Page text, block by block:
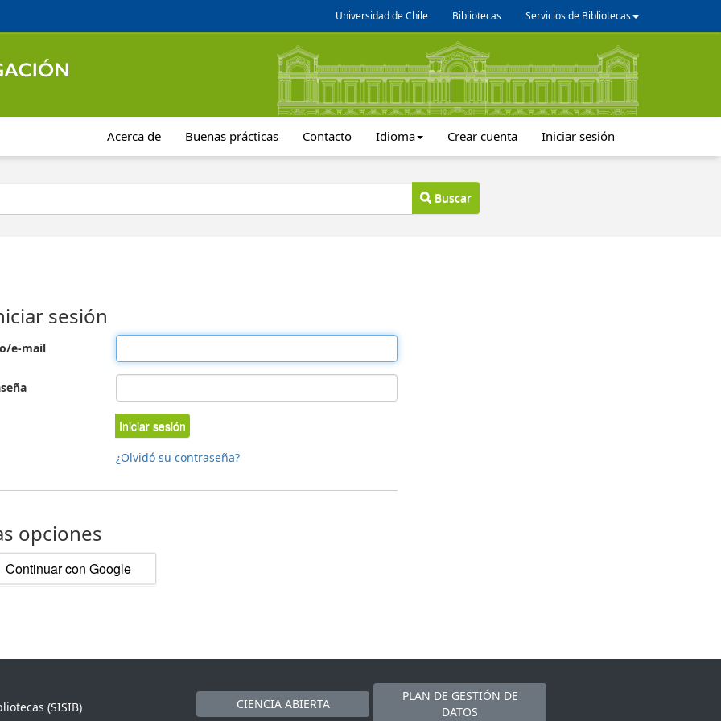
Universidad de Chile Bibliotecas Servicios de Bibliotecas
Acerca de Buenas prácticas Contacto Idioma Crear cuenta Iniciar sesión
Buscar
sesión
e-mail
Iniciar sesión
¿Olvidó su contraseña?
opciones
Continuar con Google
(SISIB)
CIENCIA ABIERTA
PLAN DE GESTIÓN DE
DATOS